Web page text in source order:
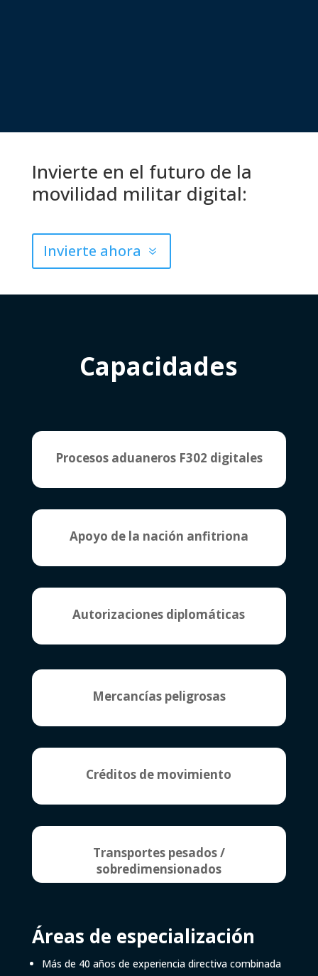
Invierte en el futuro de la
movilidad militar digital:
Invierte ahora
Capacidades
Procesos aduaneros F302 digitales
Apoyo de la nación anfitriona
Autorizaciones diplomáticas
Mercancías peligrosas
Créditos de movimiento
Transportes pesados /
sobredimensionados
Áreas de especialización
Más de 40 años de experiencia directiva combinada